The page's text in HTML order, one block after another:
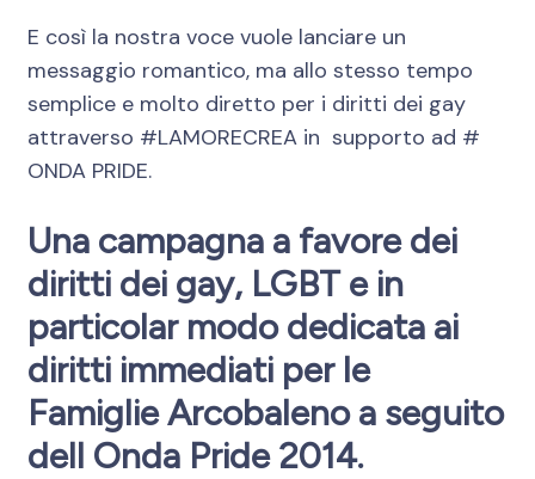
E così la nostra voce vuole lanciare un
messaggio romantico, ma allo stesso tempo
semplice e molto diretto per i diritti dei gay
attraverso #LAMORECREA in supporto ad #
ONDA PRIDE.
Una campagna a favore dei
diritti dei gay, LGBT e in
particolar modo dedicata ai
diritti immediati per le
Famiglie Arcobaleno a seguito
dell Onda Pride 2014.